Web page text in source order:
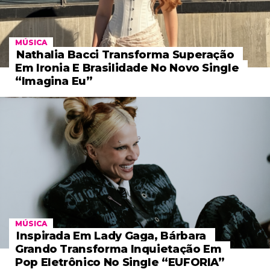
MÚSICA
Nathalia Bacci Transforma Superação
Em Ironia E Brasilidade No Novo Single
“Imagina Eu”
MÚSICA
Inspirada Em Lady Gaga, Bárbara
Grando Transforma Inquietação Em
Pop Eletrônico No Single “EUFORIA”